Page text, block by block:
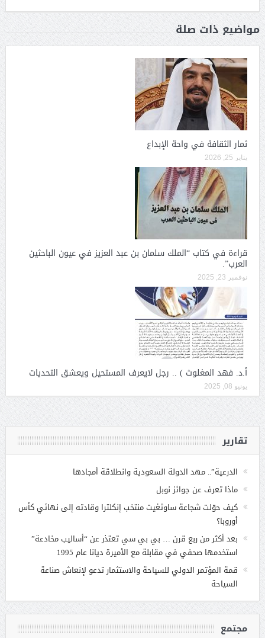
مواضيع ذات صلة
ثمار الثقافة في واحة الإبداع
يناير 25, 2026
قراءة في كتاب “الملك سلمان بن عبد العزيز في عيون الباحثين
العرب”.
نوفمبر 23, 2025
أ.د. فهد المغلوث ) .. رجل لايعرف المستحيل ويعشق التحديات
يونيو 08, 2025
تقارير
الدرعية”.. مهد الدولة السعودية وانطلاقة أمجادها
ماذا تعرف عن جوائز نوبل
كيف حوّلت شجاعة ساوثغيت منتخب إنكلترا وقادته إلى نهائي كأس
أوروبا؟
بعد أكثر من ربع قرن … بي بي سي تعتذر عن “أساليب مخادعة”
استخدمها صحفي في مقابلة مع الأميرة ديانا عام 1995
قمة المؤتمر الدولي للسياحة والاستثمار تدعو لإنعاش صناعة
السياحة
مجتمع